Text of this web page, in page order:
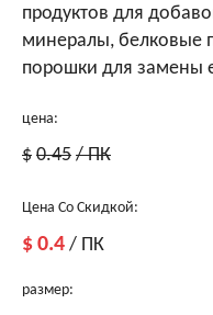
продуктов для
минералы, белковые
порошки для замены
цена:
$ 0.45 / ПК
Цена Со Скидкой:
$ 0.4 / ПК
размер: